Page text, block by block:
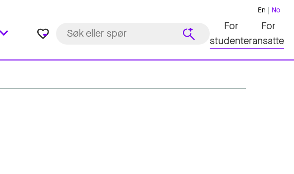
favorite_border
En No
For
studenter
For
ansatte